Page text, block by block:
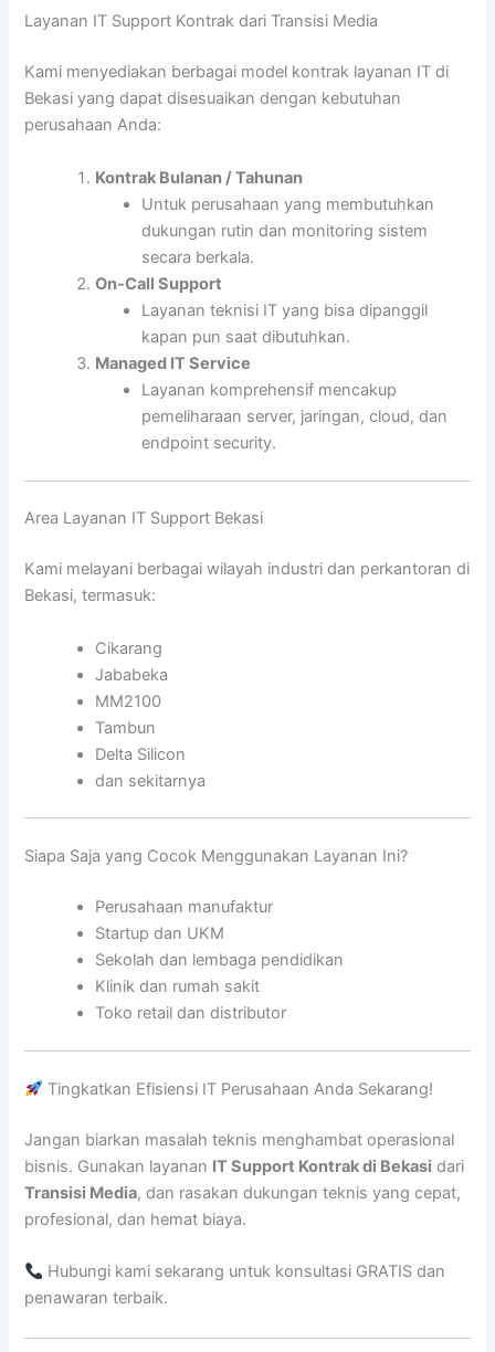
Layanan IT Support Kontrak dari Transisi Media
Kami menyediakan berbagai model kontrak layanan IT di
Bekasi yang dapat disesuaikan dengan kebutuhan
perusahaan Anda:
Kontrak Bulanan / Tahunan
Untuk perusahaan yang membutuhkan
dukungan rutin dan monitoring sistem
secara berkala.
On-Call Support
Layanan teknisi IT yang bisa dipanggil
kapan pun saat dibutuhkan.
Managed IT Service
Layanan komprehensif mencakup
pemeliharaan server, jaringan, cloud, dan
endpoint security.
Area Layanan IT Support Bekasi
Kami melayani berbagai wilayah industri dan perkantoran di
Bekasi, termasuk:
Cikarang
Jababeka
MM2100
Tambun
Delta Silicon
dan sekitarnya
Siapa Saja yang Cocok Menggunakan Layanan Ini?
Perusahaan manufaktur
Startup dan UKM
Sekolah dan lembaga pendidikan
Klinik dan rumah sakit
Toko retail dan distributor
Tingkatkan Efisiensi IT Perusahaan Anda Sekarang!
Jangan biarkan masalah teknis menghambat operasional
bisnis. Gunakan layanan IT Support Kontrak di Bekasi dari
Transisi Media, dan rasakan dukungan teknis yang cepat,
profesional, dan hemat biaya.
Hubungi kami sekarang untuk konsultasi GRATIS dan
penawaran terbaik.